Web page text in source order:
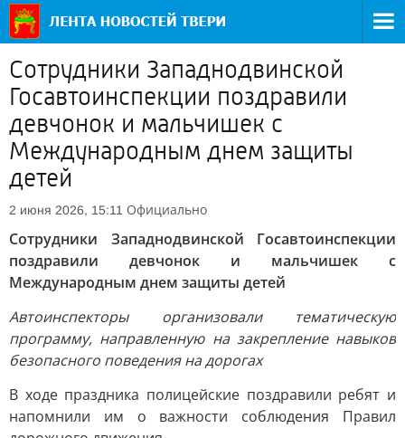
Сотрудники Западнодвинской
Госавтоинспекции поздравили
девчонок и мальчишек с
Международным днем защиты
детей
2 июня 2026, 15:11 Официально
Сотрудники Западнодвинской Госавтоинспекции
поздравили девчонок и мальчишек с
Международным днем защиты детей
Автоинспекторы организовали тематическую
программу, направленную на закрепление навыков
безопасного поведения на дорогах
В ходе праздника полицейские поздравили ребят и
напомнили им о важности соблюдения Правил